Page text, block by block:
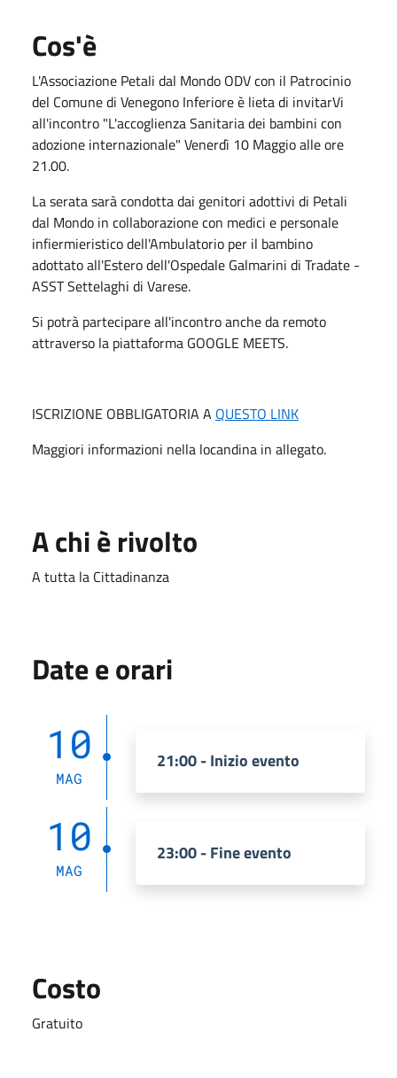
Cos'è
L'Associazione Petali dal Mondo ODV con il Patrocinio
del Comune di Venegono Inferiore è lieta di invitarVi
all'incontro "L'accoglienza Sanitaria dei bambini con
adozione internazionale" Venerdì 10 Maggio alle ore
21.00.
La serata sarà condotta dai genitori adottivi di Petali
dal Mondo in collaborazione con medici e personale
infiermieristico dell'Ambulatorio per il bambino
adottato all'Estero dell'Ospedale Galmarini di Tradate -
ASST Settelaghi di Varese.
Si potrà partecipare all'incontro anche da remoto
attraverso la piattaforma GOOGLE MEETS.
ISCRIZIONE OBBLIGATORIA A QUESTO LINK
Maggiori informazioni nella locandina in allegato.
A chi è rivolto
A tutta la Cittadinanza
Date e orari
10
MAG
21:00 - Inizio evento
10
MAG
23:00 - Fine evento
Costo
Gratuito